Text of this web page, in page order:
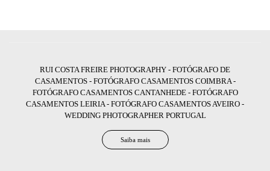
RUI COSTA FREIRE PHOTOGRAPHY - FOTÓGRAFO DE
CASAMENTOS - FOTÓGRAFO CASAMENTOS COIMBRA -
FOTÓGRAFO CASAMENTOS CANTANHEDE - FOTÓGRAFO
CASAMENTOS LEIRIA - FOTÓGRAFO CASAMENTOS AVEIRO -
WEDDING PHOTOGRAPHER PORTUGAL
Saiba mais